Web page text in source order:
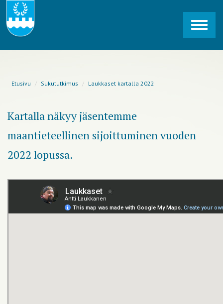
Etusivu Sukututkimus Laukkaset kartalla 2022
Kartalla näkyy jäsentemme
maantieteellinen sijoittuminen vuoden
2022 lopussa.